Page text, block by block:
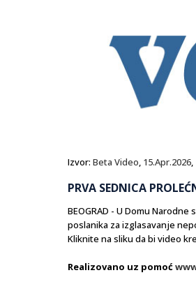
Izvor: Beta Video, 15.Apr.2026,
PRVA SEDNICA
BEOGRAD - U Domu
poslanika za izglasavanje
Kliknite na sliku da bi video
Realizovano uz pomoć